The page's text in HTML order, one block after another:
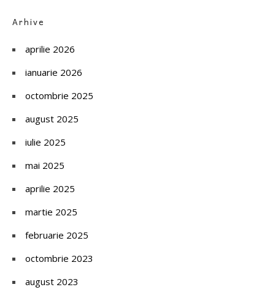
Arhive
aprilie 2026
ianuarie 2026
octombrie 2025
august 2025
iulie 2025
mai 2025
aprilie 2025
martie 2025
februarie 2025
octombrie 2023
august 2023